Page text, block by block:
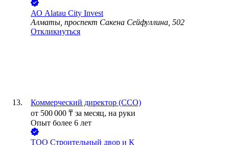
АО Alatau City Invest
Алматы, проспект Сакена Сейфуллина, 502
Откликнуться
Коммерческий директор (CCO)
от 500 000 ₸ за месяц, на руки
Опыт более 6 лет
ТОО Строительный двор и К